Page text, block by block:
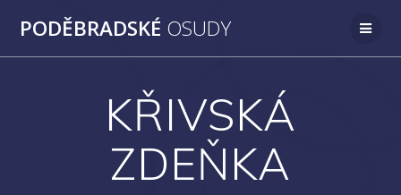
na
PODĚBRADSKÉ OSUDY
KŘIVSKÁ
ZDEŇKA